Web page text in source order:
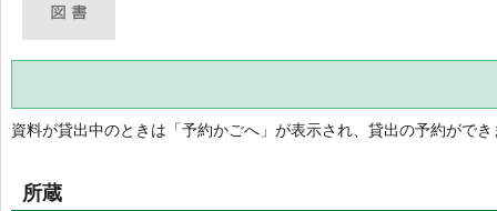
資料が貸出中のときは「予約かごへ」が表示され、貸出の予約ができ
所蔵